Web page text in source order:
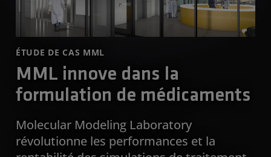
ÉTUDE DE CAS MML
MML innove dans la
formulation de médicaments
Molecular Modeling Laboratory
révolutionne les performances et la